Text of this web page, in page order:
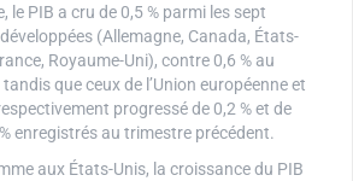
le PIB a cru de 0,5 % parmi les sept
(Allemagne, Canada, États-
Royaume-Uni), contre 0,6 % au
que ceux de l’Union européenne et
progressé de 0,2 % et de
enregistrés au trimestre précédent.
aux États-Unis, la croissance du PIB